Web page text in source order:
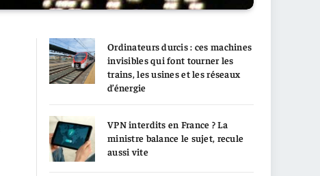
Ordinateurs durcis : ces machines
invisibles qui font tourner les
trains, les usines et les réseaux
d’énergie
VPN interdits en France ? La
ministre balance le sujet, recule
aussi vite